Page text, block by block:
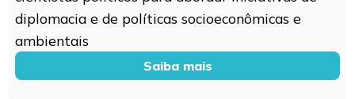
diplomacia e de políticas socioeconômicas e
ambientais
Saiba mais